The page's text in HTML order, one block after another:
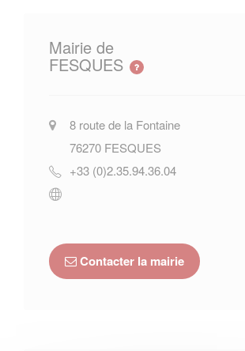
Mairie de
FESQUES
8 route de la Fontaine
76270 FESQUES
+33 (0)2.35.94.36.04
Contacter la mairie